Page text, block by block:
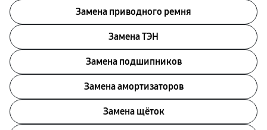
Замена приводного ремня
Замена ТЭН
Замена подшипников
Замена амортизаторов
Замена щёток